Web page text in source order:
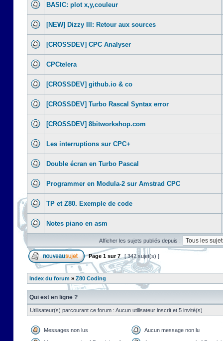
BASIC: plot x,y,couleur
[NEW] Dizzy III: Retour aux sources
[CROSSDEV] CPC Analyser
CPCtelera
[CROSSDEV] github.io & co
[CROSSDEV] Turbo Rascal Syntax error
[CROSSDEV] 8bitworkshop.com
Les interruptions sur CPC+
Double écran en Turbo Pascal
Programmer en Modula-2 sur Amstrad CPC
TP et Z80. Exemple de code
Notes piano en asm
Afficher les sujets publiés depuis :
Page 1 sur7 [ 342 sujet(s) ]
Index du forum » Z80 Coding
Qui est en ligne ?
Utilisateur(s) parcourant ce forum : Aucun utilisateur inscrit et 5 invité(s)
Messages non lus Aucun message non lu